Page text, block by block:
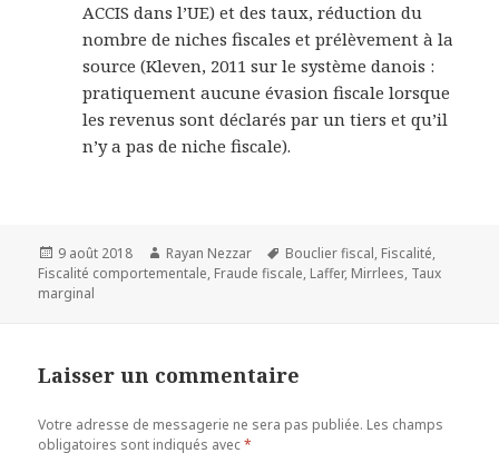
ACCIS dans l’UE) et des taux, réduction du
nombre de niches fiscales et prélèvement à la
source (Kleven, 2011 sur le système danois :
pratiquement aucune évasion fiscale lorsque
les revenus sont déclarés par un tiers et qu’il
n’y a pas de niche fiscale).
Publié
le
9 août 2018 Auteur
Rayan Nezzar
Mots-
clés
Bouclier fiscal, Fiscalité,
Fiscalité comportementale, Fraude fiscale, Laffer, Mirrlees, Taux
marginal
Laisser un commentaire
Votre adresse de messagerie ne sera pas publiée. Les champs
obligatoires sont indiqués avec*